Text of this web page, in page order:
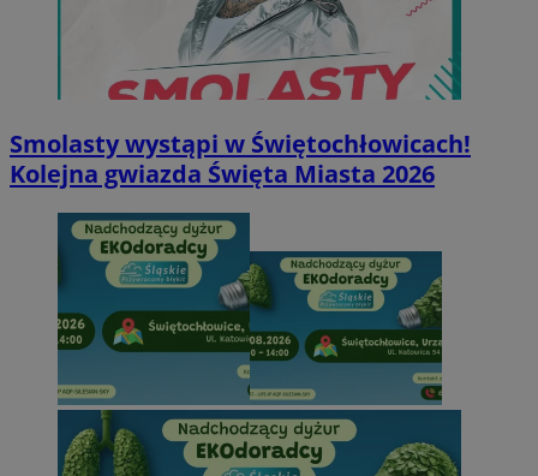
Smolasty wystąpi w Świętochłowicach!
Kolejna gwiazda Święta Miasta 2026